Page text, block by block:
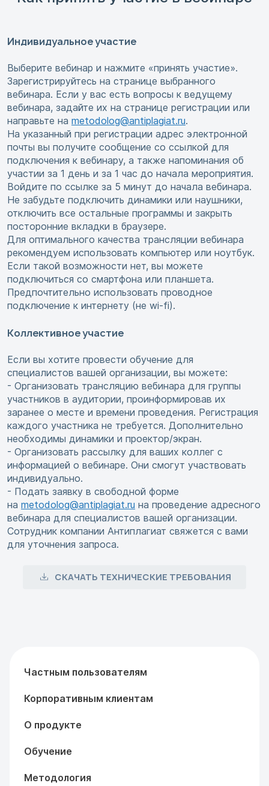
Индивидуальное участие
Выберите вебинар и нажмите «принять участие».
Зарегистрируйтесь на странице выбранного
вебинара. Если у вас есть вопросы к ведущему
вебинара, задайте их на странице регистрации или
направьте на metodolog@antiplagiat.ru.
На указанный при регистрации адрес электронной
почты вы получите сообщение со ссылкой для
подключения к вебинару, а также напоминания об
участии за 1 день и за 1 час до начала мероприятия.
Войдите по ссылке за 5 минут до начала вебинара.
Не забудьте подключить динамики или наушники,
отключить все остальные программы и закрыть
посторонние вкладки в браузере.
Для оптимального качества трансляции вебинара
рекомендуем использовать компьютер или ноутбук.
Если такой возможности нет, вы можете
подключиться со смартфона или планшета.
Предпочтительно использовать проводное
подключение к интернету (не wi-fi).
Коллективное участие
Если вы хотите провести обучение для
специалистов вашей организации, вы можете:
- Организовать трансляцию вебинара для группы
участников в аудитории, проинформировав их
заранее о месте и времени проведения. Регистрация
каждого участника не требуется. Дополнительно
необходимы динамики и проектор/экран.
- Организовать рассылку для ваших коллег с
информацией о вебинаре. Они смогут участвовать
индивидуально.
- Подать заявку в свободной форме
на metodolog@antiplagiat.ru на проведение адресного
вебинара для специалистов вашей организации.
Сотрудник компании Антиплагиат свяжется с вами
для уточнения запроса.
СКАЧАТЬ ТЕХНИЧЕСКИЕ ТРЕБОВАНИЯ
Частным пользователям
Корпоративным клиентам
О продукте
Обучение
Методология